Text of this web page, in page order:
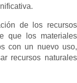
de los recursos
que los materiales
con un nuevo uso,
recursos naturales